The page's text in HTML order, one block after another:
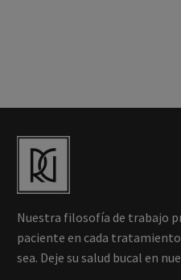
Nuestra filosofía de trabajo
paciente en cada
sea. Deje su salud bucal en